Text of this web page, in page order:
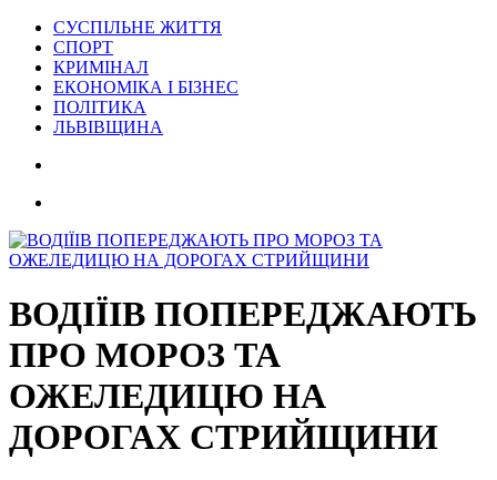
СУСПІЛЬНЕ ЖИТТЯ
СПОРТ
КРИМІНАЛ
ЕКОНОМІКА І БІЗНЕС
ПОЛІТИКА
ЛЬВІВЩИНА
ВОДІЇІВ ПОПЕРЕДЖАЮТЬ
ПРО МОРОЗ ТА
ОЖЕЛЕДИЦЮ НА
ДОРОГАХ СТРИЙЩИНИ